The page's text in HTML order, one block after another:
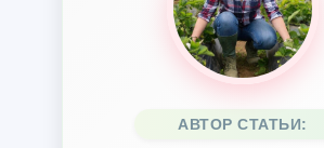
АВТОР СТАТЬИ: